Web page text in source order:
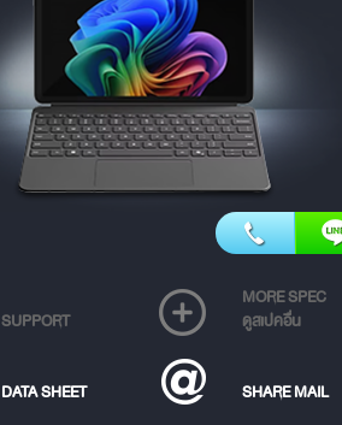
SUPPORT
MORE SPEC
ดูสเปคอื่น
DATA SHEET SHARE MAIL